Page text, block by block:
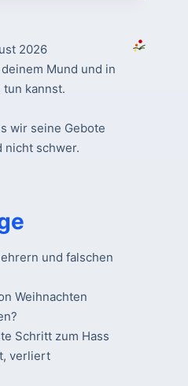
2026
Mund und in
kannst.
wir seine Gebote
nicht schwer.
und falschen
Weihnachten
Schritt zum Hass
verliert